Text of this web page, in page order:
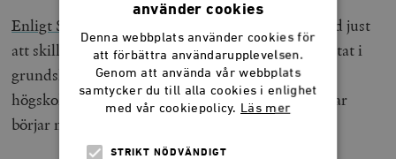
Enligt Skolverket
har det sedan dess varit en trend just
att skillnaden mellan flickor och pojkars skolresultat i
grundskolan minskar. Ironiskt nog visar just
högskoleprovskravet på Handels samma sak. Killar
börjar nu komma ikapp tjejerna igen.
använder cookies
Denna webbplats använder cookies för
att förbättra användarupplevelsen.
Genom att använda vår webbplats
samtycker du till alla cookies i enlighet
med vår cookiepolicy. Läs mer
STRIKT NÖDVÄNDIGT